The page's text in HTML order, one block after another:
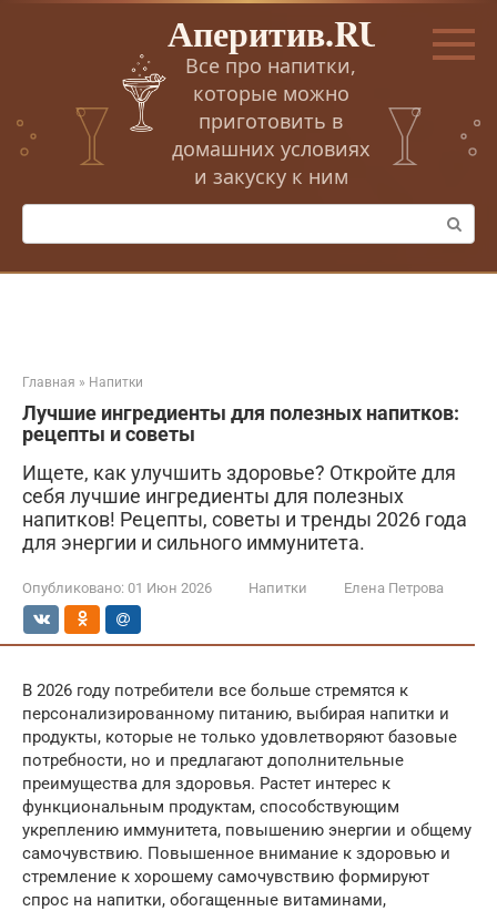
Перейти
Аперитив.RU
Все про напитки,
которые можно
приготовить в
домашних условиях
и закуску к ним
Поиск:
Главная » Напитки
Лучшие ингредиенты для полезных напитков:
рецепты и советы
Ищете, как улучшить здоровье? Откройте для
себя лучшие ингредиенты для полезных
напитков! Рецепты, советы и тренды 2026 года
для энергии и сильного иммунитета.
Опубликовано: 01 Июн 2026 Напитки Елена Петрова
В 2026 году потребители все больше стремятся к
персонализированному питанию, выбирая напитки и
продукты, которые не только удовлетворяют базовые
потребности, но и предлагают дополнительные
преимущества для здоровья. Растет интерес к
функциональным продуктам, способствующим
укреплению иммунитета, повышению энергии и общему
самочувствию. Повышенное внимание к здоровью и
стремление к хорошему самочувствию формируют
спрос на напитки, обогащенные витаминами,